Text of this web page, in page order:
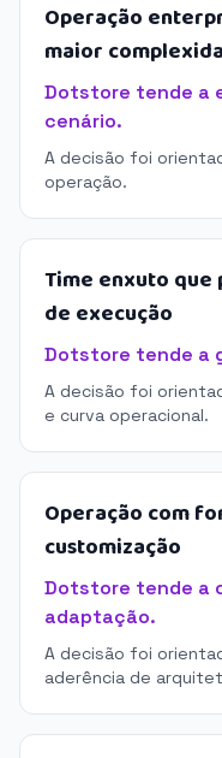
Operação
maior
Dotstore tende a
cenário.
A decisão foi
operação.
Time enxuto
de execução
Dotstore tende a
A decisão foi
e curva operacional.
Operação com
customização
Dotstore tende a
adaptação.
A decisão foi
aderência de